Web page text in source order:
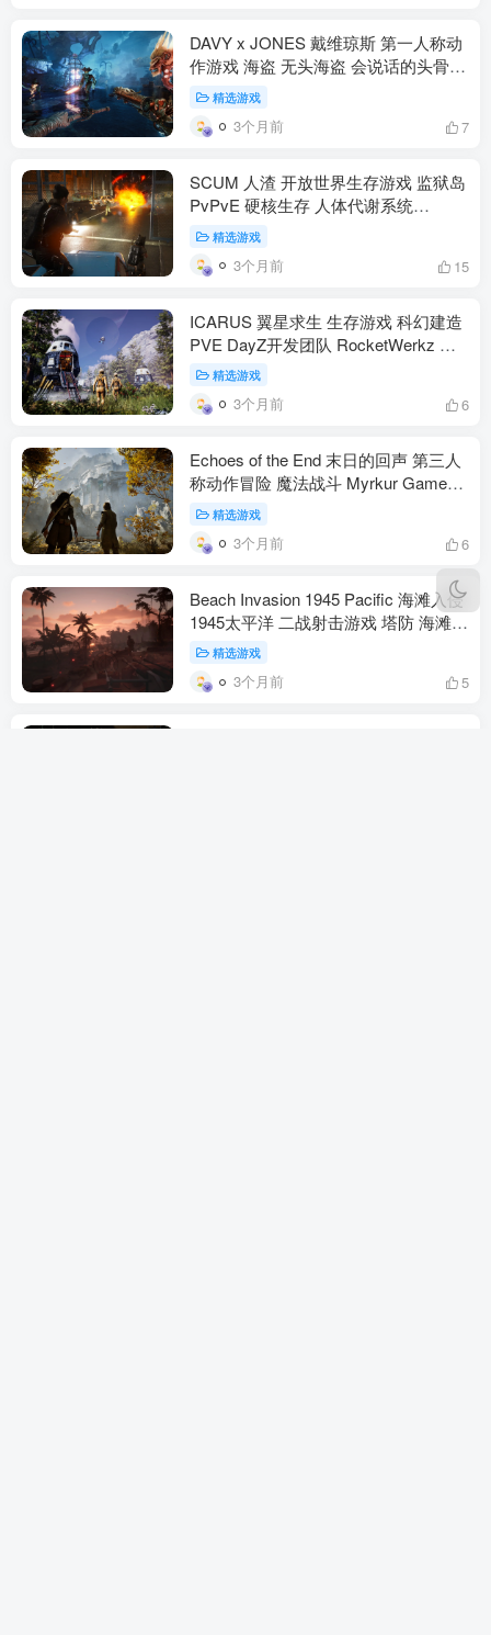
DAVY x JONES 戴维琼斯 第一人称动
作游戏 海盗 无头海盗 会说话的头骨
活体船只 冥界复仇 Steam特别好评
（动作冒险）
精选游戏
3个月前 7
SCUM 人渣 开放世界生存游戏 监狱岛
PvPvE 硬核生存 人体代谢系统
Gamepires 1.0正式版 PC（动作冒
险）
精选游戏
3个月前 15
ICARUS 翼星求生 生存游戏 科幻建造
PVE DayZ开发团队 RocketWerkz 开
放世界 多人合作 PC PS5 Xbox（动作
冒险）
精选游戏
3个月前 6
Echoes of the End 末日的回声 第三人
称动作冒险 魔法战斗 Myrkur Games
琳恩 阿伯拉姆 PS5 Xbox PC（动作冒
险）
精选游戏
3个月前 6
Beach Invasion 1945 Pacific 海滩入侵
1945太平洋 二战射击游戏 塔防 海滩防
守 太平洋战场（动作冒险）
精选游戏
3个月前 5